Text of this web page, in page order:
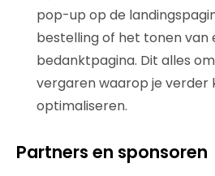
pop-up op de
bestelling of het tonen van
bedanktpagina. Dit alles
vergaren waarop je verder
optimaliseren.
Partners en sponsoren